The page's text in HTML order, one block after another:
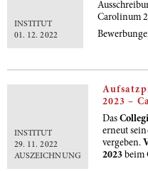
INSTITUT
01. 12. 2022
Carolinum
INSTITUT
29. 11. 2022
AUSZEICHNUNG
2023 –
Das
erneut
vergeben.
2023 beim